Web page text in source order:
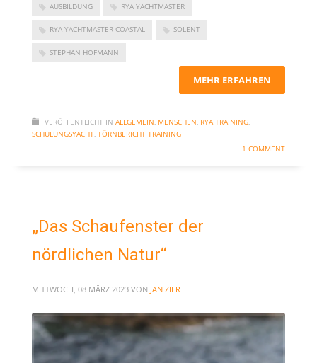
AUSBILDUNG RYA YACHTMASTER
RYA YACHTMASTER COASTAL SOLENT
STEPHAN HOFMANN
MEHR ERFAHREN
VERÖFFENTLICHT IN ALLGEMEIN, MENSCHEN, RYA TRAINING,
SCHULUNGSYACHT, TÖRNBERICHT TRAINING
1 COMMENT
„Das Schaufenster der
nördlichen Natur“
MITTWOCH, 08 MÄRZ 2023 VON JAN ZIER